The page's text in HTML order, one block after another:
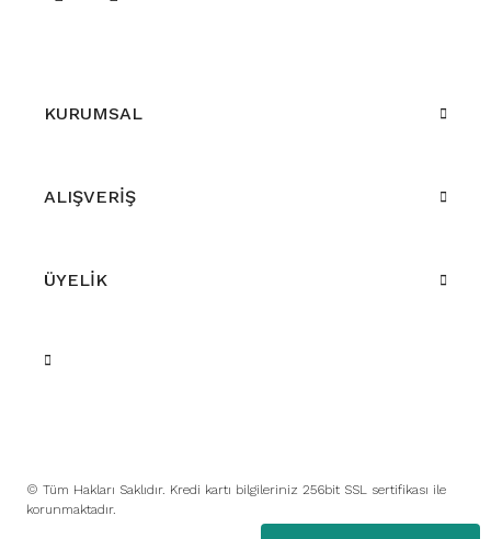
KURUMSAL
ALIŞVERİŞ
ÜYELİK
© Tüm Hakları Saklıdır. Kredi kartı bilgileriniz 256bit SSL sertifikası ile
korunmaktadır.